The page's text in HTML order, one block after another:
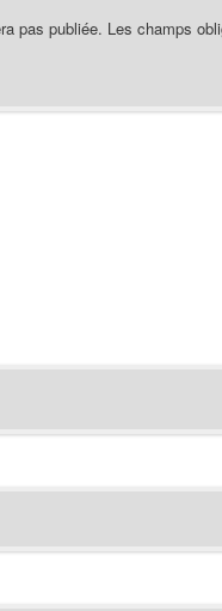
pas publiée. Les champs